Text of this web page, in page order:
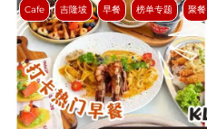
Cafe 吉隆坡 早餐 榜单专题 聚餐